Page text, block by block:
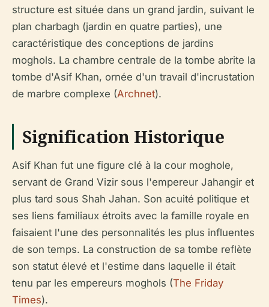
structure est située dans un grand jardin, suivant le
plan charbagh (jardin en quatre parties), une
caractéristique des conceptions de jardins
moghols. La chambre centrale de la tombe abrite la
tombe d'Asif Khan, ornée d'un travail d'incrustation
de marbre complexe (Archnet).
Signification Historique
Asif Khan fut une figure clé à la cour moghole,
servant de Grand Vizir sous l'empereur Jahangir et
plus tard sous Shah Jahan. Son acuité politique et
ses liens familiaux étroits avec la famille royale en
faisaient l'une des personnalités les plus influentes
de son temps. La construction de sa tombe reflète
son statut élevé et l'estime dans laquelle il était
tenu par les empereurs moghols (The Friday
Times).